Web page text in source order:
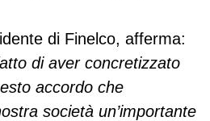
di Finelco, afferma:
di aver concretizzato
accordo che
società un’importante